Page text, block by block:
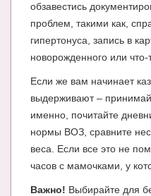
обзавестись
проблем, такими как,
гипертонуса, запись в
новорожденного или что-
Если же вам начинает
выдерживают –
именно, почитайте
нормы ВОЗ, сравните
веса. Если все это не
часов с мамочками, у
Важно! Выбирайте для